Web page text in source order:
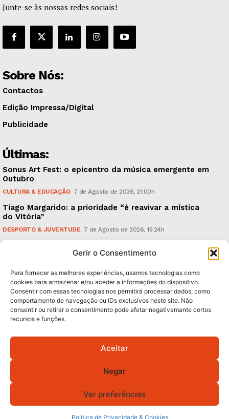
Gerir o Consentimento
Para fornecer as melhores experiências, usamos tecnologias como
cookies para armazenar e/ou aceder a informações do dispositivo.
Consentir com essas tecnologias nos permitirá processar dados, como
comportamento de navegação ou IDs exclusivos neste site. Não
consentir ou retirar o consentimento pode afetar negativamante certos
recursos e funções.
Aceitar
Negar
Ver preferências
Política de Privacidade & Cookies
Junte-se às nossas redes sociais!
Sobre Nós:
Contactos
Edição Impressa/Digital
Publicidade
Últimas:
Sonus Art Fest: o epicentro da música emergente em
Outubro
CULTURA & EDUCAÇÃO 7 de Agosto de 2026, 21:00h
Tiago Margarido: a prioridade “é reavivar a mística
do Vitória”
DESPORTO & JUVENTUDE 7 de Agosto de 2026, 15:24h
caudais e antecipa situações de risco
Subscreva Newsletter:
QUERO ADERIR
Política de Privacidade
© 2026 GA! Todos os direitos reservados.